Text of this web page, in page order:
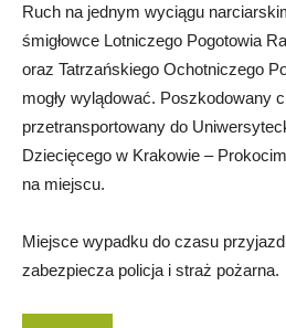
Ruch na jednym wyciągu
śmigłowce Lotniczego Pogotowia
oraz Tatrzańskiego Ochotniczego
mogły wylądować. Poszkodowany
przetransportowany do
Dziecięcego w Krakowie –
na miejscu.
Miejsce wypadku do czasu
zabezpiecza policja i straż pożarna.